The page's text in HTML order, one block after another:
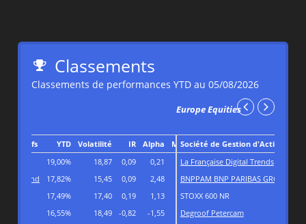
Classements
Classements de performances YTD au 05/08/2026
Société de Gestion d'Actifs YTD Volatilité IR Alpha
La Française Digital Trends
15,00% 15,58 -0,11
0,04
BNPPAM BNP PARIBAS GROUP
14,01% 15,79 0,02
0,23
STOXX 600 NR
13,08% 15,93 n.d.
Degroof Petercam
12,89% 16,01 0,05